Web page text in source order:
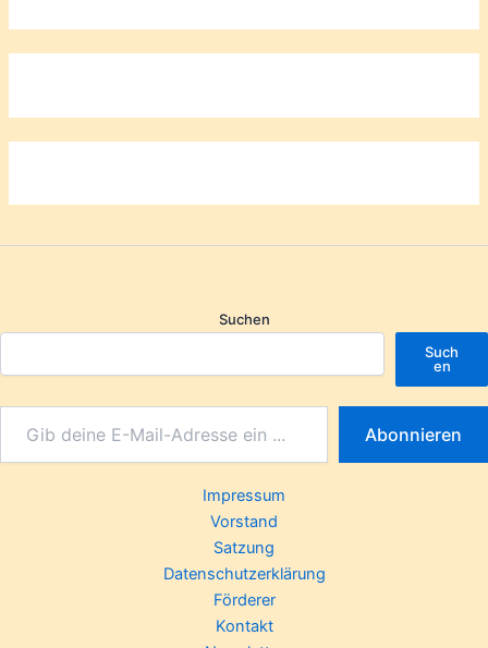
Suchen
Such
en
Abonnieren
Impressum
Vorstand
Satzung
Datenschutzerklärung
Förderer
Kontakt